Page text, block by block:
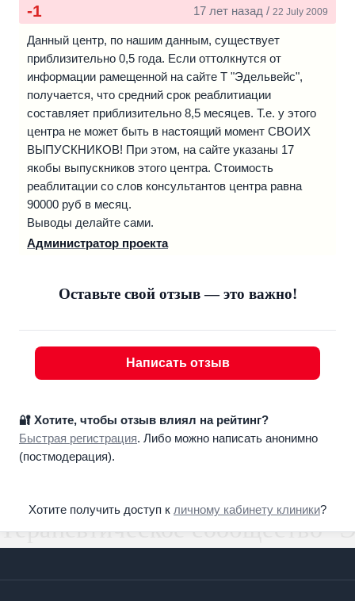
-1 17 лет назад / 22 July 2009
Данный центр, по нашим данным, существует
приблизительно 0,5 года. Если оттолкнутся от
информации рамещенной на сайте Т "Эдельвейс",
получается, что средний срок реаблитиации
составляет приблизительно 8,5 месяцев. Т.е. у этого
центра не может быть в настоящий момент СВОИХ
ВЫПУСКНИКОВ! При этом, на сайте указаны 17
якобы выпускников этого центра. Стоимость
реаблитации со слов консультантов центра равна
90000 руб в месяц.
Выводы делайте сами.
Администратор проекта
Оставьте свой отзыв — это важно!
Написать отзыв
🔐 Хотите, чтобы отзыв влиял на рейтинг?
Быстрая регистрация. Либо можно написать анонимно
(постмодерация).
Хотите получить доступ к личному кабинету клиники?